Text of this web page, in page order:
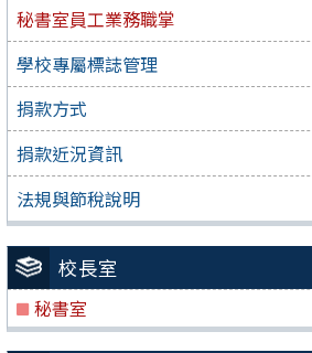
秘書室員工業務職掌
學校專屬標誌管理
捐款方式
捐款近況資訊
法規與節稅說明
校長室
秘書室